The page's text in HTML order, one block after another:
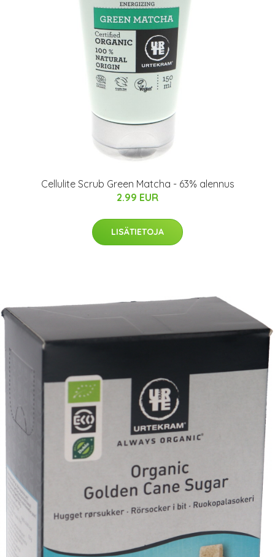
Cellulite Scrub Green Matcha - 63% alennus
2.99 EUR
LISÄTIETOJA